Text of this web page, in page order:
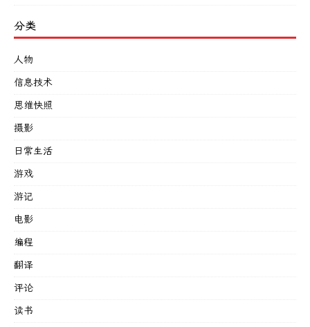
分类
人物
信息技术
思维快照
摄影
日常生活
游戏
游记
电影
编程
翻译
评论
读书